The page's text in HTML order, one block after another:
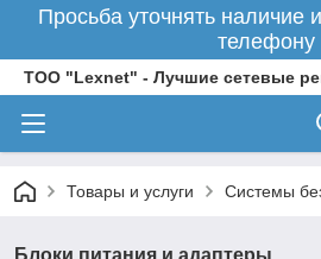
Просьба уточнять наличие
телефону
ТОО "Lexnet" - Лучшие сетевые
Товары и услуги Системы
Блоки питания и адаптеры